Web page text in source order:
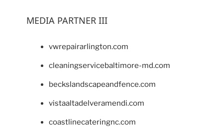
MEDIA PARTNER III
vwrepairarlington.com
cleaningservicebaltimore-md.com
beckslandscapeandfence.com
vistaaltadelveramendi.com
coastlinecateringnc.com